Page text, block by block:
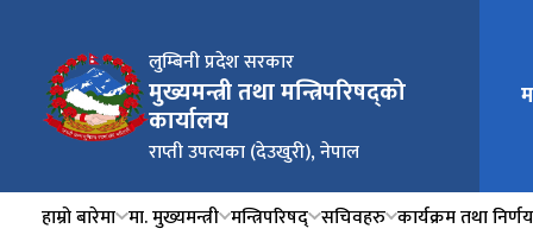
लुम्बिनी प्रदेश सरकार
मुख्यमन्त्री तथा मन्त्रिपरिषद्को
कार्यालय
राप्ती उपत्यका (देउखुरी), नेपाल
हाम्रो बारेमा मा. मुख्यमन्त्री मन्त्रिपरिषद् सचिवहरु कार्यक्रम तथा निर्णय